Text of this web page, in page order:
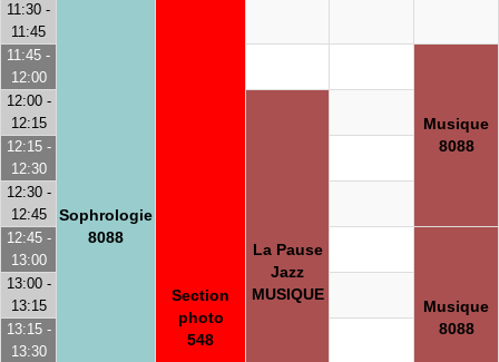
11:30 -
11:45
Sophrologie
8088
Section
photo
548
11:45 -
12:00
Musique
8088
12:00 -
12:15
La Pause
Jazz
MUSIQUE
12:15 -
12:30
12:30 -
12:45
12:45 -
13:00
Musique
8088
13:00 -
13:15
13:15 -
13:30